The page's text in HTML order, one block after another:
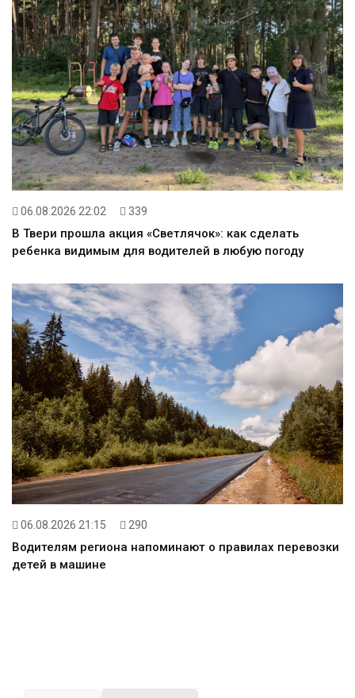
06.08.2026 22:02 339
В Твери прошла акция «Светлячок»: как сделать
ребенка видимым для водителей в любую погоду
06.08.2026 21:15 290
Водителям региона напоминают о правилах перевозки
детей в машине